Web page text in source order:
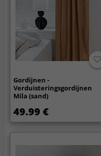
Gordijnen -
Verduisteringsgordijnen
Mila (sand)
49.99 €